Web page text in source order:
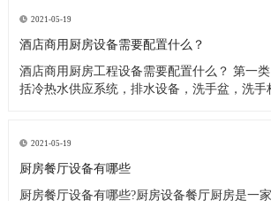
校食堂厨房设备清洗消毒要求 1、使用后的餐
洗涤槽内将食
2021-05-19
酒店商用厨房设备需要配置什么？
酒店商用厨房工程设备需要配置什么？ 第一
括冷热水供应系统，排水设备，洗手盆，洗手
类，是饮食用具，主要包括餐厅家具和饮食用
用具。炊具，
2021-05-19
厨房餐厅设备有哪些
厨房餐厅设备有哪些?厨房设备餐厅厨房是一